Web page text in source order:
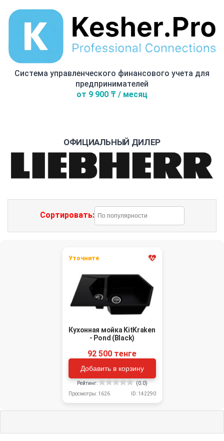
Система управленческого финансового учета для
предпринимателей
от 9 900 ₸ / месяц
ОФИЦИАЛЬНЫЙ ДИЛЕР
Сортировать:
Уточните
Кухонная мойка KitKraken
- Pond (Black)
92 500 тенге
Добавить в корзину
Рейтинг:
(0.0)
Просмотры: 1626
ID: 142290